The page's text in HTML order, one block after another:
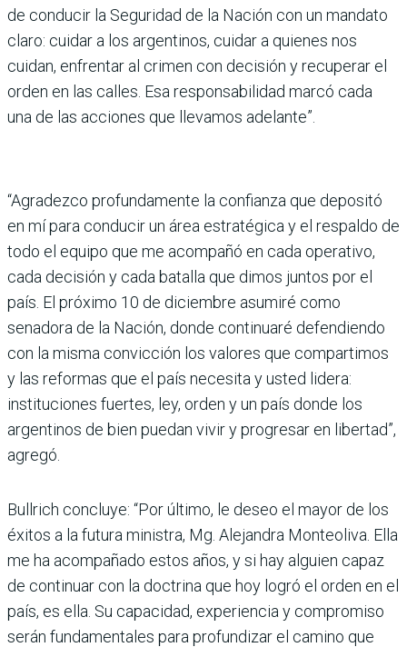
de conducir la Seguridad de la Nación con un mandato
claro: cuidar a los argentinos, cuidar a quienes nos
cuidan, enfrentar al crimen con decisión y recuperar el
orden en las calles. Esa responsabilidad marcó cada
una de las acciones que llevamos adelante”.
“Agradezco profundamente la confianza que depositó
en mí para conducir un área estratégica y el respaldo de
todo el equipo que me acompañó en cada operativo,
cada decisión y cada batalla que dimos juntos por el
país. El próximo 10 de diciembre asumiré como
senadora de la Nación, donde continuaré defendiendo
con la misma convicción los valores que compartimos
y las reformas que el país necesita y usted lidera:
instituciones fuertes, ley, orden y un país donde los
argentinos de bien puedan vivir y progresar en libertad”,
agregó.
Bullrich concluye: “Por último, le deseo el mayor de los
éxitos a la futura ministra, Mg. Alejandra Monteoliva. Ella
me ha acompañado estos años, y si hay alguien capaz
de continuar con la doctrina que hoy logró el orden en el
país, es ella. Su capacidad, experiencia y compromiso
serán fundamentales para profundizar el camino que